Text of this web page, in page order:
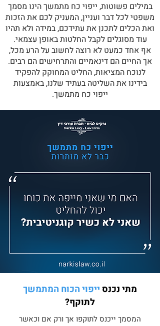
במילים פשוטות, ייפוי כח מתמשך הינו מסמך
משפטי לכל דבר ועניין, המעניק לכם את הזכות
ואת הכלים לתכנן את עתידכם, במידה ולא תהיו
עוד מסוגלים לקבל החלטות באופן עצמאי.
אף אחד כמעט לא רוצה לחשוב על הרע מכל,
אך החיים הם דינאמיים והתרחישים הם רבים.
לנוכח המציאות, החליט המחוקק להפקיד
בידינו את השליטה בעתיד שלנו, באמצעות
ייפוי כח מתמשך.
מתי נכנסייפוי הכוח המתמשך
לתוקף?
המסמך ייכנס לתוקפו אך ורק אם וכאשר